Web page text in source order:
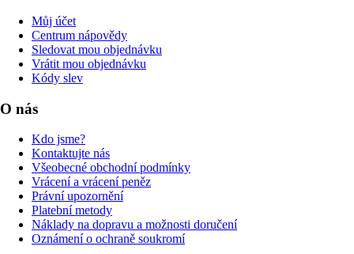
Můj účet
Centrum nápovědy
Sledovat mou objednávku
Vrátit mou objednávku
Kódy slev
O nás
Kdo jsme?
Kontaktujte nás
Všeobecné obchodní podmínky
Vrácení a vrácení peněz
Právní upozornění
Platební metody
Náklady na dopravu a možnosti doručení
Oznámení o ochraně soukromí